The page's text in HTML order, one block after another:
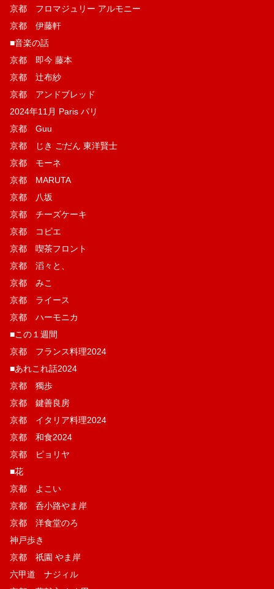
京都 フロマジュリー アルモニー
京都 伊藤軒
■音楽の話
京都 即今 藤本
京都 辻布紗
京都 アンドブレッド
2024年11月 Paris パリ
京都 Guu
京都 じき ごだん 東洋賢士
京都 モーネ
京都 MARUTA
京都 八坂
京都 チーズケーキ
京都 コピエ
京都 喫茶フロント
京都 滔々と、
京都 みこ
京都 ライース
京都 ハーモニカ
■この１週間
京都 フランス料理2024
■あれこれ話2024
京都 獨歩
京都 鍵善良房
京都 イタリア料理2024
京都 和食2024
京都 ピョリヤ
■花
京都 よこい
京都 呑小路やま岸
京都 洋食堂のろ
神戸歩き
京都 祇園 やま岸
六甲道 ナジィル